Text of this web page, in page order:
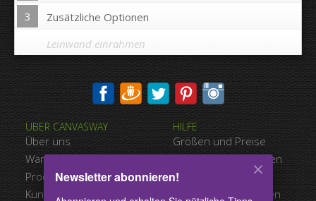
3
Zusätzliche Optionen
Bild auf Leinwandkanten drucken:
Nein
Leinwand einrahmen
ÜBER CANVASWAY
Über uns
Warum Canvasway.com
Produktqualität
Kundenreferenzen
HILFE
Größen und Preise
Zahlungsmöglichkeiten
Versandart
Nutzungsbedingungen
Newsletter abonnieren!